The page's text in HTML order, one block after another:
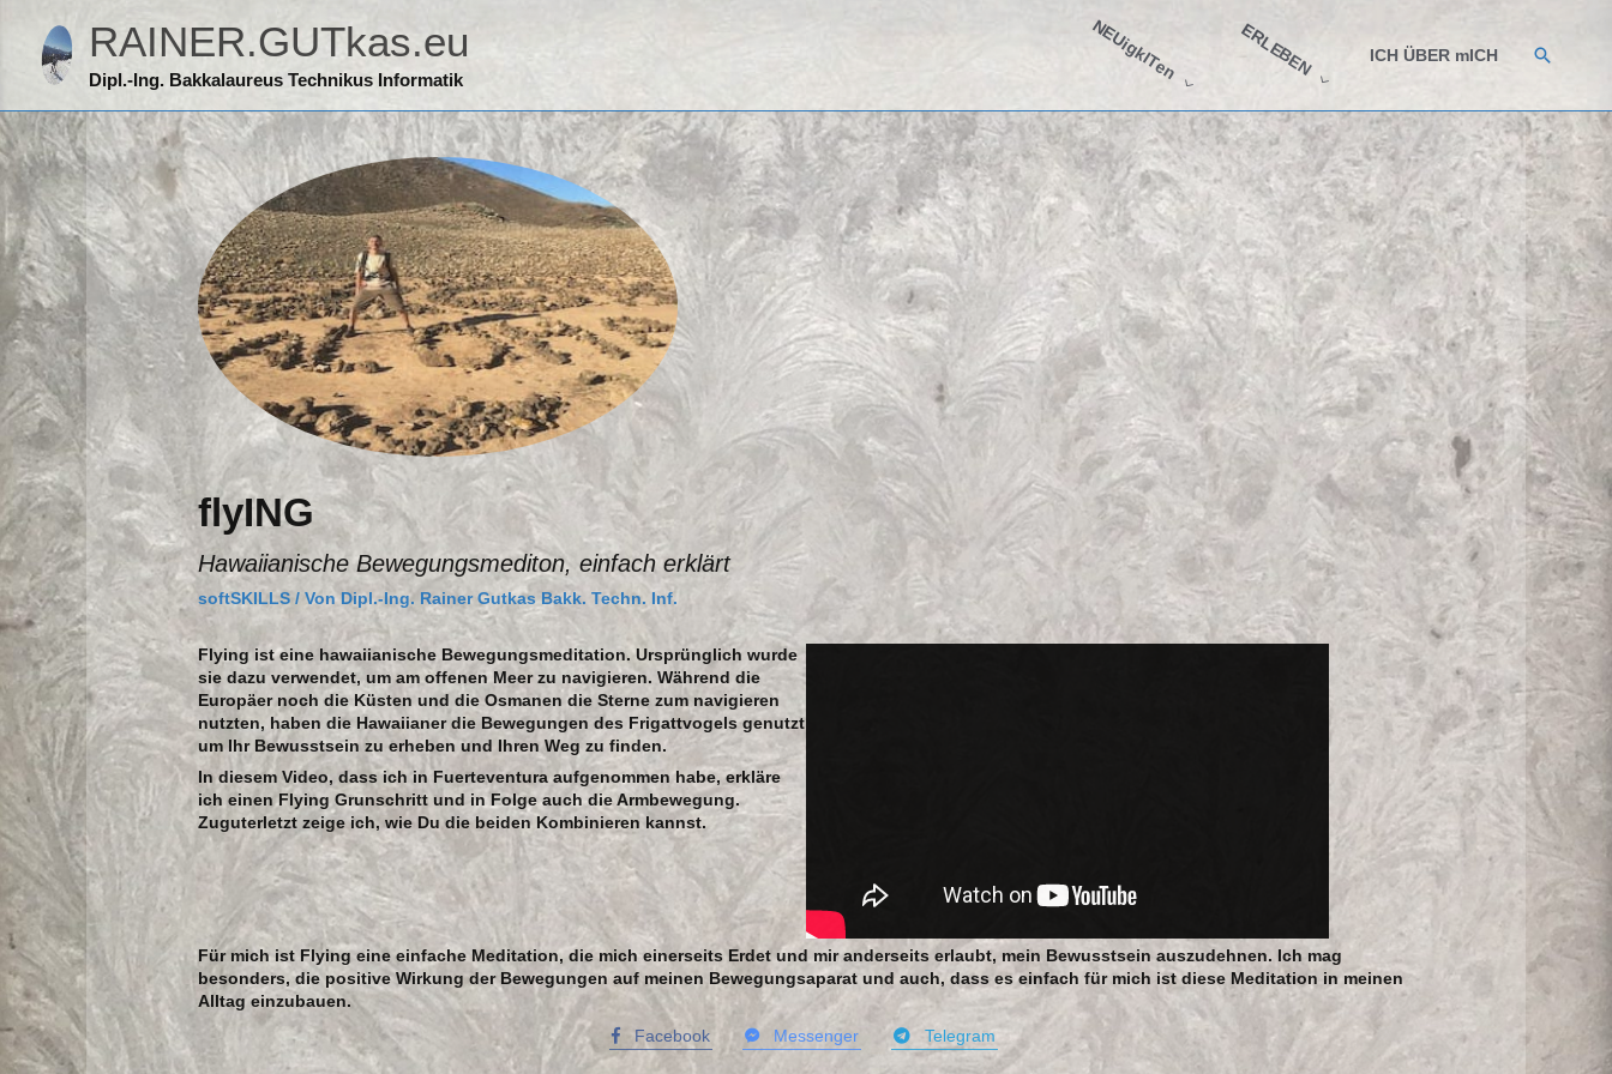
springen
RAINER.GUTkas.eu
Dipl.-Ing. Bakkalaureus Technikus Informatik NEUigkITen ERLEBEN ICH ÜBER mICH Suchen
flyING
Hawaiianische Bewegungsmediton, einfach erklärt
softSKILLS / VonDipl.-Ing. Rainer Gutkas Bakk. Techn. Inf.
Flying ist eine hawaiianische Bewegungsmeditation. Ursprünglich wurde
sie dazu verwendet, um am offenen Meer zu navigieren. Während die
Europäer noch die Küsten und die Osmanen die Sterne zum navigieren
nutzten, haben die Hawaiianer die Bewegungen des Frigattvogels genutzt
um Ihr Bewusstsein zu erheben und Ihren Weg zu finden.
In diesem Video, dass ich in Fuerteventura aufgenommen habe, erkläre
ich einen Flying Grunschritt und in Folge auch die Armbewegung.
Zuguterletzt zeige ich, wie Du die beiden Kombinieren kannst.
Für mich ist Flying eine einfache Meditation, die mich einerseits Erdet und mir anderseits erlaubt, mein Bewusstsein auszudehnen. Ich mag
besonders, die positive Wirkung der Bewegungen auf meinen Bewegungsaparat und auch, dass es einfach für mich ist diese Meditation in meinen
Alltag einzubauen.
Facebook
Messenger Telegram